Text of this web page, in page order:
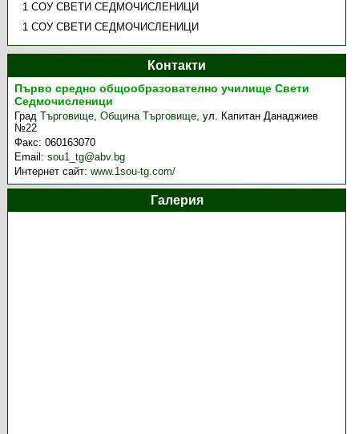
1 СОУ СВЕТИ СЕДМОЧИСЛЕНИЦИ
1 СОУ СВЕТИ СЕДМОЧИСЛЕНИЦИ
Контакти
Първо средно общообразователно училище Свети
Седмочисленици
ГрадТърговище,Община Търговище,ул. Капитан Данаджиев
№22
Факс:060163070
Email:sou1_tg@abv.bg
Интернет сайт:www.1sou-tg.com/
Галерия